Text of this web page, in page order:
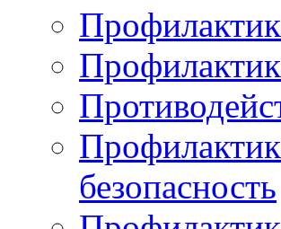
безопасность